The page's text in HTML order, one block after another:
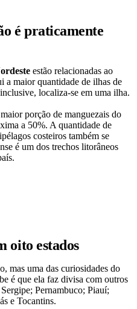
é praticamente
estão relacionadas ao
a maior quantidade de ilhas de
localiza-se em uma ilha.
porção de manguezais do
a 50%. A quantidade de
costeiros também se
é um dos trechos litorâneos
oito estados
mas uma das curiosidades do
é que ela faz divisa com outros
Pernambuco; Piauí;
e Tocantins.